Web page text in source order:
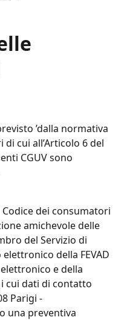
’dalla normativa
cui all’Articolo 6 del
CGUV sono
dei consumatori
amichevole delle
del Servizio di
della FEVAD
e della
cui dati di contatto
Parigi -
una preventiva